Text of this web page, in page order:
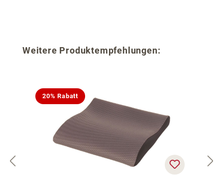
Produktgalerie überspringen
Weitere Produktempfehlungen:
20% Rabatt